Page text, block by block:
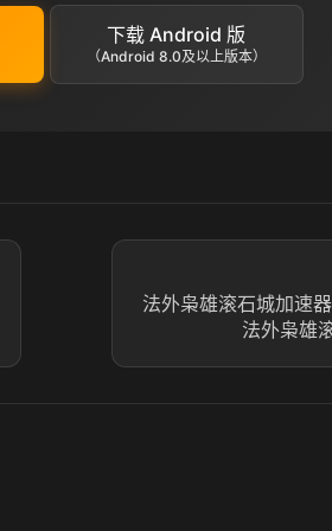
下载 Android 版
（Android 8.0及以上版本）
法外枭雄滚石城加速
法外枭雄